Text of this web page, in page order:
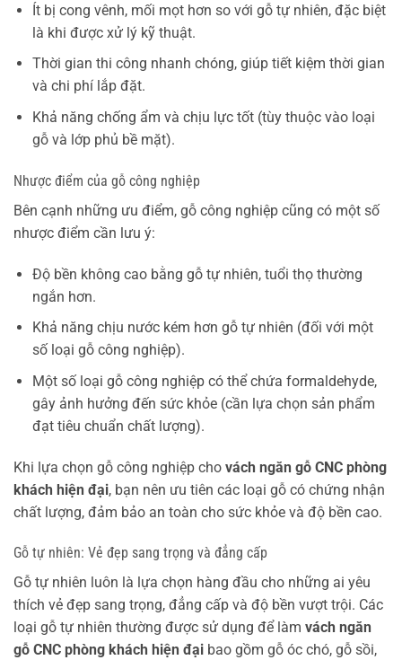
Ít bị cong vênh, mối mọt hơn so với gỗ tự nhiên, đặc biệt
là khi được xử lý kỹ thuật.
Thời gian thi công nhanh chóng, giúp tiết kiệm thời gian
và chi phí lắp đặt.
Khả năng chống ẩm và chịu lực tốt (tùy thuộc vào loại
gỗ và lớp phủ bề mặt).
Nhược điểm của gỗ công nghiệp
Bên cạnh những ưu điểm, gỗ công nghiệp cũng có một số
nhược điểm cần lưu ý:
Độ bền không cao bằng gỗ tự nhiên, tuổi thọ thường
ngắn hơn.
Khả năng chịu nước kém hơn gỗ tự nhiên (đối với một
số loại gỗ công nghiệp).
Một số loại gỗ công nghiệp có thể chứa formaldehyde,
gây ảnh hưởng đến sức khỏe (cần lựa chọn sản phẩm
đạt tiêu chuẩn chất lượng).
Khi lựa chọn gỗ công nghiệp cho vách ngăn gỗ CNC phòng
khách hiện đại, bạn nên ưu tiên các loại gỗ có chứng nhận
chất lượng, đảm bảo an toàn cho sức khỏe và độ bền cao.
Gỗ tự nhiên: Vẻ đẹp sang trọng và đẳng cấp
Gỗ tự nhiên luôn là lựa chọn hàng đầu cho những ai yêu
thích vẻ đẹp sang trọng, đẳng cấp và độ bền vượt trội. Các
loại gỗ tự nhiên thường được sử dụng để làm vách ngăn
gỗ CNC phòng khách hiện đại bao gồm gỗ óc chó, gỗ sồi,